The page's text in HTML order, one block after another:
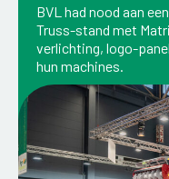
BVL had nood aan
Truss-stand met
verlichting, logo-
hun machines.